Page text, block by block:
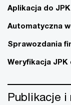
Aplikacja do
Automatyczna
Sprawozdania
Weryfikacja JPK
Publikacje i